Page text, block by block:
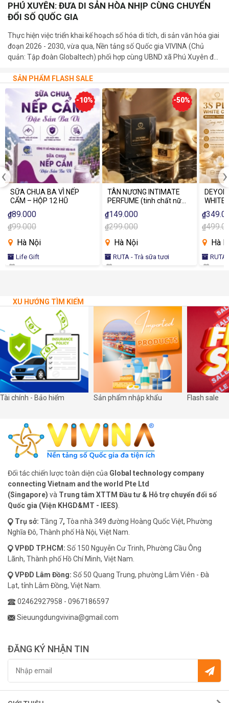
PHÚ XUYÊN: ĐƯA DI SẢN HÒA NHỊP CÙNG CHUYỂN
ĐỔI SỐ QUỐC GIA
Thực hiện việc triển khai kế hoạch số hóa di tích, di sản văn hóa giai
đoạn 2026 - 2030, vừa qua, Nền tảng số Quốc gia VIVINA (Chủ
quản: Tập đoàn Globaltech) phối hợp cùng UBND xã Phú Xuyên đã
hóa tại các di tích cấp Quốc gia trên địa bàn xã.
SẢN PHẨM FLASH SALE
-10%
SỮA CHUA BA VÌ NẾP
CẨM – HỘP 12 HŨ
₫89.000
₫99.000
Hà Nội
Life Gift
-50%
TÂN NƯƠNG INTIMATE
PERFUME (tinh chất nữ
tính)
₫149.000
₫299.000
Hà Nội
RUTA - Trà sữa tươi
WHITE
₫
₫
Hà
RUTA
‹ ›
XU HƯỚNG TÌM KIẾM
Tài chính - Bảo hiểm Sản phẩm nhập khẩu Flash sale
Đối tác chiến lược toàn diện của Global technology company
connecting Vietnam and the world Pte Ltd
(Singapore) và Trung tâm XTTM Đầu tư & Hỗ trợ chuyển đổi số
Quốc gia (Viện KHGD&MT - IEES)
Trụ sở: Tầng 7, Tòa nhà 349 đường Hoàng Quốc Việt, Phường
Nghĩa Đô, Thành phố Hà Nội, Việt Nam.
VPĐD TP.HCM: Số 150 Nguyễn Cư Trinh, Phường Cầu Ông
Lãnh, Thành phố Hồ Chí Minh, Việt Nam.
VPĐD Lâm Đồng: Số 50 Quang Trung, phường Lâm Viên - Đà
Lạt, tỉnh Lâm Đồng, Việt Nam.
02462927958 - 0967186597
Sieuungdungvivina@gmail.com
ĐĂNG KÝ NHẬN TIN